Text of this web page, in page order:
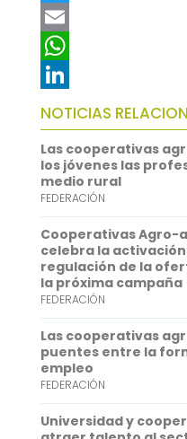
a
c
e
b
o
o
k
T
w
t
t
e
r
E
m
a
i
l
W
h
a
t
s
A
p
p
L
i
n
k
e
d
I
n
NOTICIAS
Las cooperativas
los jóvenes las
medio rural
FEDERACIÓN
Cooperativas Agro-
celebra la
regulación de la
la próxima campaña
FEDERACIÓN
Las cooperativas
puentes entre la
empleo
FEDERACIÓN
Universidad y